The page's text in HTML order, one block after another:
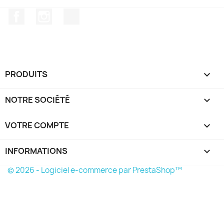
PRODUITS 
NOTRE SOCIÉTÉ 
VOTRE COMPTE 
INFORMATIONS keyboard_arrow_down
© 2026 - Logiciel e-commerce par PrestaShop™